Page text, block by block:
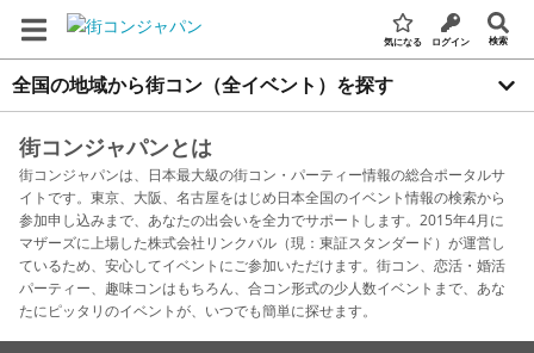
気になる ログイン 検索
全国の地域から街コン（全イベント）を探す
街コンジャパンとは
街コンジャパンは、日本最大級の街コン・パーティー情報の総合ポータルサ
イトです。東京、大阪、名古屋をはじめ日本全国のイベント情報の検索から
参加申し込みまで、あなたの出会いを全力でサポートします。2015年4月に
マザーズに上場した株式会社リンクバル（現：東証スタンダード）が運営し
ているため、安心してイベントにご参加いただけます。街コン、恋活・婚活
パーティー、趣味コンはもちろん、合コン形式の少人数イベントまで、あな
たにピッタリのイベントが、いつでも簡単に探せます。